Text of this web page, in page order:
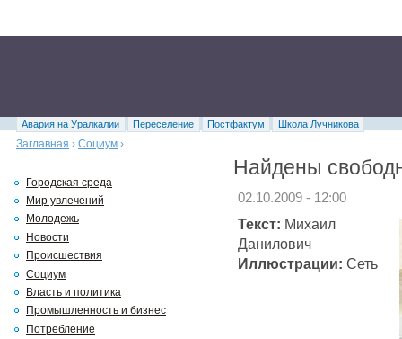
Авария на Уралкалии Переселение Постфактум
Школа Лучникова
Заглавная › Социум ›
Найдены
02.10.2009 - 12:00
Текст: Михаил
Данилович
Иллюстрации: Сеть
Городская среда
Мир увлечений
Молодежь
Новости
Происшествия
Социум
Власть и политика
Промышленность и бизнес
Потребление